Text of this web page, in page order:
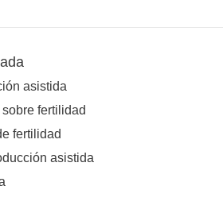
asistida
fertilidad
fertilidad
asistida